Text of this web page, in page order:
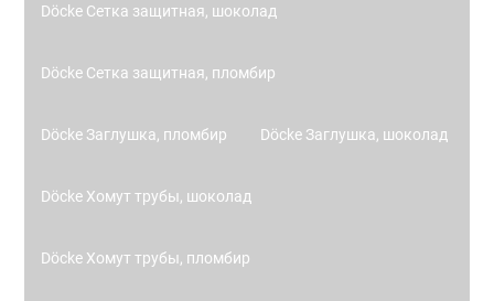
Döcke Сетка защитная, шоколад
Döcke Сетка защитная, пломбир
Döcke Заглушка, пломбир Döcke Заглушка, шоколад
Döcke Хомут трубы, шоколад
Döcke Хомут трубы, пломбир